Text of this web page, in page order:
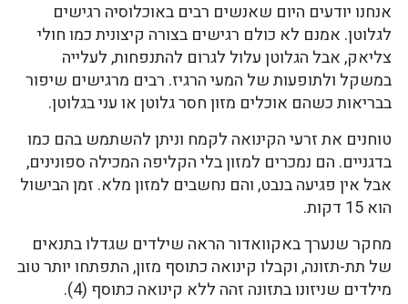
אנחנו יודעים היום שאנשים רבים באוכלוסיה רגישים
לגלוטן. אמנם לא כולם רגישים בצורה קיצונית כמו חולי
צליאק, אבל הגלוטן עלול לגרום להתנפחות, לעלייה
במשקל ולתופעות של המעי הרגיז. רבים מרגישים שיפור
בבריאות כשהם אוכלים מזון חסר גלוטן או עני בגלוטן.
טוחנים את זרעי הקינואה לקמח וניתן להשתמש בהם כמו
בדגניים. הם נמכרים למזון בלי הקליפה המכילה ספונינים,
אבל אין פגיעה בנבט, והם נחשבים למזון מלא. זמן הבישול
הוא 15 דקות.
מחקר שנערך באקוואדור הראה שילדים שגדלו בתנאים
של תת-תזונה, וקבלו קינואה כתוסף מזון, התפתחו יותר טוב
מילדים שניזונו בתזונה זהה ללא קינואה כתוסף (4).